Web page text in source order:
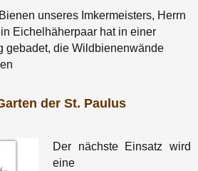
unseres Imkermeisters, Herrn
Eichelhäherpaar hat in einer
gebadet, die Wildbienenwände
der St. Paulus
Der nächste Einsatz wird
eine